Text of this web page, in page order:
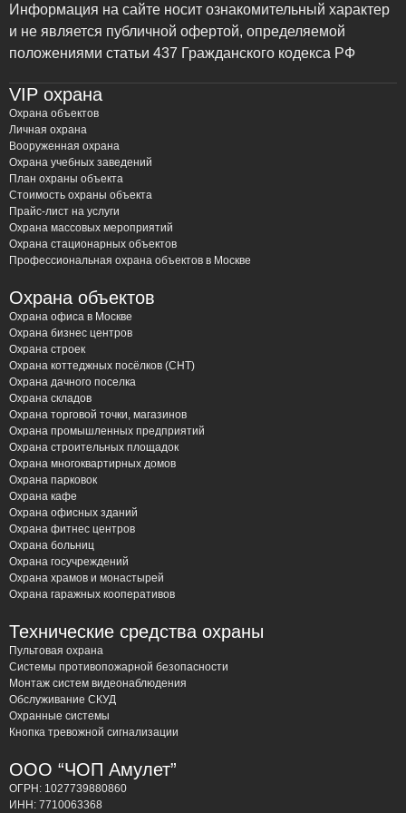
ЧОП “Амулет” предлагает полный спектр услуг по
проектированию, монтажу, наладке и обслуживанию
систем пожарной сигнализации в Шатуре и Шатурском
поэтому разрабатываем индивидуальные решения,
соответствующие требованиям нормативных
документов и специфике вашего бизнеса или жилища.
Почему важно доверить монтаж
пожарной сигнализации
профессионалам?
Пожарная безопасность – это не просто формальность,
это гарантия сохранности жизни и имущества.
Неправильно смонтированная или настроенная система
может оказаться бесполезной в критической ситуации.
Вот лишь несколько причин, почему стоит обратиться к
специалистам ЧОП “Амулет”:
Опыт и квалификация: Наши специалисты имеют
многолетний опыт работы в сфере пожарной
безопасности и регулярно проходят обучение,
чтобы быть в курсе последних технологий и
нормативных изменений.
Индивидуальный подход: Мы тщательно
анализируем особенности каждого объекта,
учитывая его площадь, назначение,
конструктивные особенности и потенциальные
источники возгорания.
Качественное оборудование: Мы используем
только сертифицированное оборудование от
ведущих производителей, гарантирующее
надежность и долговечность системы.
Соблюдение нормативных требований: Мы строго
соблюдаем все требования пожарной
законодательством.
Оперативное реагирование: Мы предлагаем услуги
Информация на сайте носит ознакомительный характер
и не является публичной офертой, определяемой
положениями статьи 437 Гражданского кодекса РФ
VIP охрана
Охрана объектов
Личная охрана
Вооруженная охрана
Охрана учебных заведений
План охраны объекта
Стоимость охраны объекта
Прайс-лист на услуги
Охрана массовых мероприятий
Охрана стационарных объектов
Профессиональная охрана объектов в Москве
Охрана объектов
Охрана офиса в Москве
Охрана бизнес центров
Охрана строек
Охрана коттеджных посёлков (СНТ)
Охрана дачного поселка
Охрана складов
Охрана торговой точки, магазинов
Охрана промышленных предприятий
Охрана строительных площадок
Охрана многоквартирных домов
Охрана парковок
Охрана кафе
Охрана офисных зданий
Охрана фитнес центров
Охрана больниц
Охрана госучреждений
Охрана храмов и монастырей
Охрана гаражных кооперативов
Технические средства охраны
Пультовая охрана
Системы противопожарной безопасности
Монтаж систем видеонаблюдения
Обслуживание СКУД
Охранные системы
Кнопка тревожной сигнализации
ООО “ЧОП Амулет”
ОГРН: 1027739880860
ИНН: 7710063368